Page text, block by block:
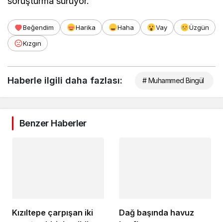
Beğendim Harika Haha Vay
Üzgün
Kızgın
Haberle ilgili daha fazlası: # Muhammed Bingül
Benzer Haberler
Kızıltepe çarpışan iki
Dağ başında havuz